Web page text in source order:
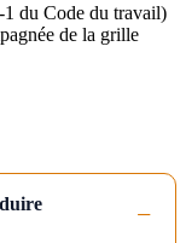
du Code du travail)
de la grille